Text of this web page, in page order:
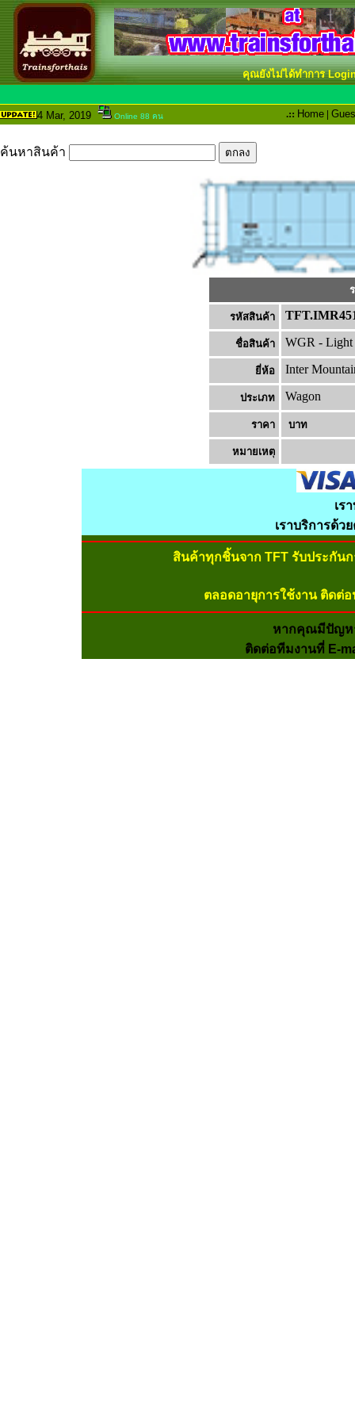
คุณยังไม่ได้ทำการ
4 Mar, 2019 Online 88 คน .:: Home |
ค้นหาสินค้า
รหัสสินค้า
ชื่อสินค้า WGR - Light
ยี่ห้อ Inter
ประเภท Wagon
ราคา บาท
หมายเหต
เร
เราบริการด้ว
สินค้าทุกชิ้นจาก TFT รับประกัน
ตลอดอายุการใช้งาน ติดต่
หากคุณมีปัญห
ติดต่อทีมงานที่ E-